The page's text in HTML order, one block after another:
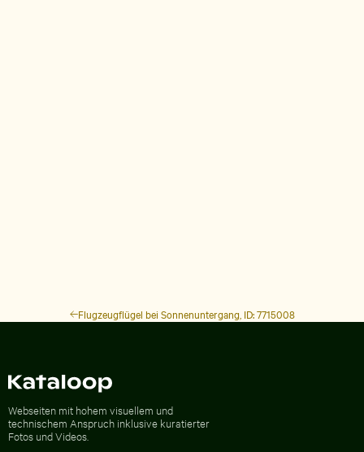
Flugzeugflügel bei Sonnenuntergang, ID: 7715008
Webseiten mit hohem visuellem und
technischem Anspruch inklusive kuratierter
Fotos und Videos.